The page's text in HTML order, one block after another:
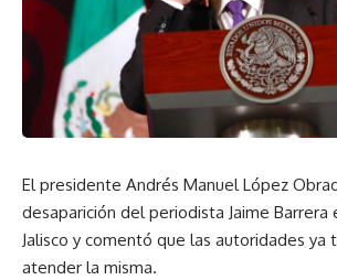
El presidente Andrés Manuel López
desaparición del periodista Jaime Barrera
Jalisco y comentó que las autoridades ya
atender la misma.